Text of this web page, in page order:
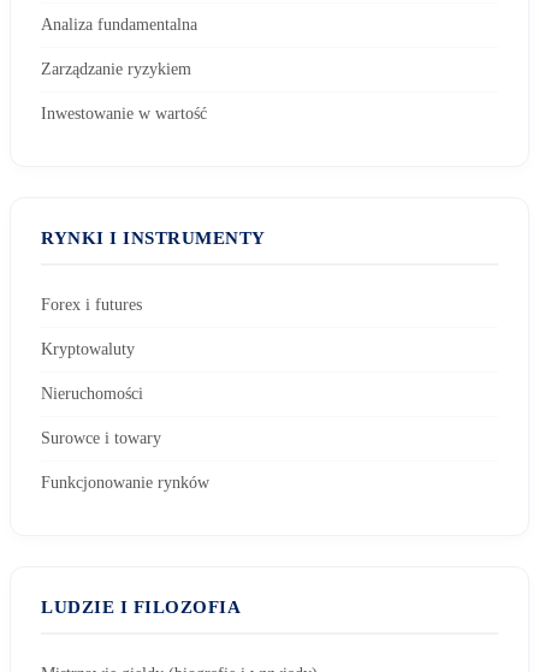
Analiza fundamentalna
Zarządzanie ryzykiem
Inwestowanie w wartość
RYNKI I INSTRUMENTY
Forex i futures
Kryptowaluty
Nieruchomości
Surowce i towary
Funkcjonowanie rynków
LUDZIE I FILOZOFIA